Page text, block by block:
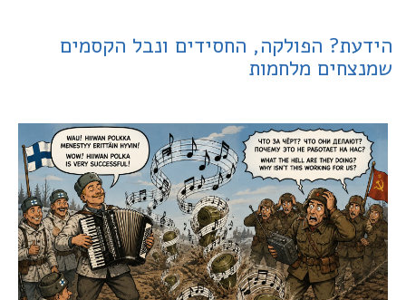
הידעת? הפולקה, החסידים ונבל הקסמים
שמנצחים מלחמות